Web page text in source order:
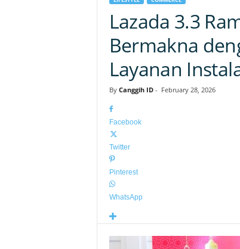
Lazada 3.3
Bermakna
Layanan
By Canggih ID- February 28, 2026
Facebook
Twitter
Pinterest
WhatsApp